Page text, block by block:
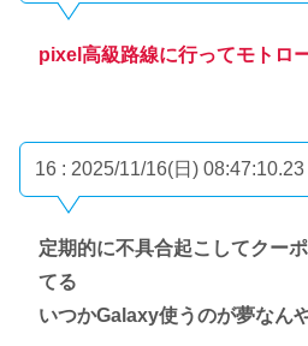
pixel高級路線に行ってモトロ
16 : 2025/11/16(日) 08:47:10.23
定期的に不具合起こしてクー
てる
いつかGalaxy使うのが夢なん